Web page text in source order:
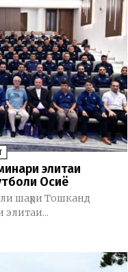
элитаи
Осиё
шаҳри Тошканд
элитаи...